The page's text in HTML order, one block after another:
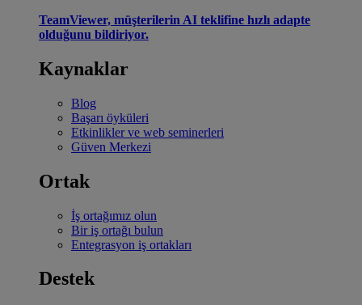
TeamViewer, müşterilerin AI teklifine hızlı adapte
olduğunu bildiriyor.
Kaynaklar
Blog
Başarı öyküleri
Etkinlikler ve web seminerleri
Güven Merkezi
Ortak
İş ortağımız olun
Bir iş ortağı bulun
Entegrasyon iş ortakları
Destek